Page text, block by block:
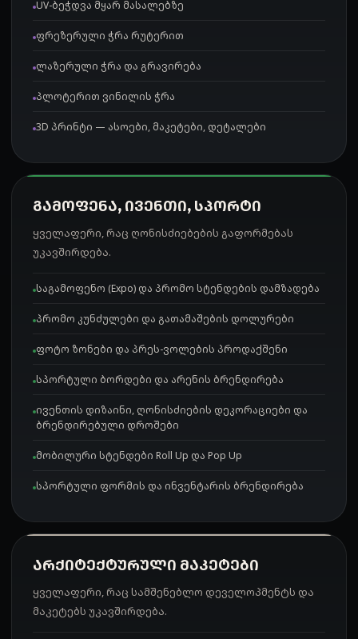
UV-ბეჭდვა მყარ მასალებზე
ფრეზერული ჭრა რუტერით
ლაზერული ჭრა და გრავირება
პლოტერით ვინილის ჭრა
3D პრინტი — ასოები, მაკეტები, დეტალები
ᲒᲐᲛᲝᲤᲔᲜᲐ, ᲘᲕᲔᲜᲗᲘ, ᲡᲞᲝᲠᲢᲘ
ყველაფერი, რაც ღონისძიებების გაფორმებას
უკავშირდება.
საგამოფენო (Expo) და პრომო სტენდების დამზადება
პრომო კუნძულები და გათამაშების დოლურები
ფოტო ზონები და პრეს-ვოლების პროდაქშენი
სპორტული ბორდები და არენის ბრენდირება
ივენთის დიზაინი, ღონისძიების დეკორაციები და
ბრენდირებული დროშები
მობილური სტენდები Roll Up და Pop Up
სპორტული ფორმის და ინვენტარის ბრენდირება
ᲐᲠᲥᲘᲢᲔᲥᲢᲣᲠᲣᲚᲘ ᲛᲐᲙᲔᲢᲔᲑᲘ
ყველაფერი, რაც სამშენებლო დეველოპმენტს და
მაკეტებს უკავშირდება.